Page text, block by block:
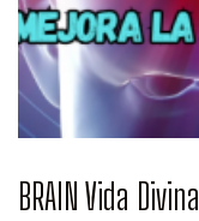
BRAIN Vida Divina